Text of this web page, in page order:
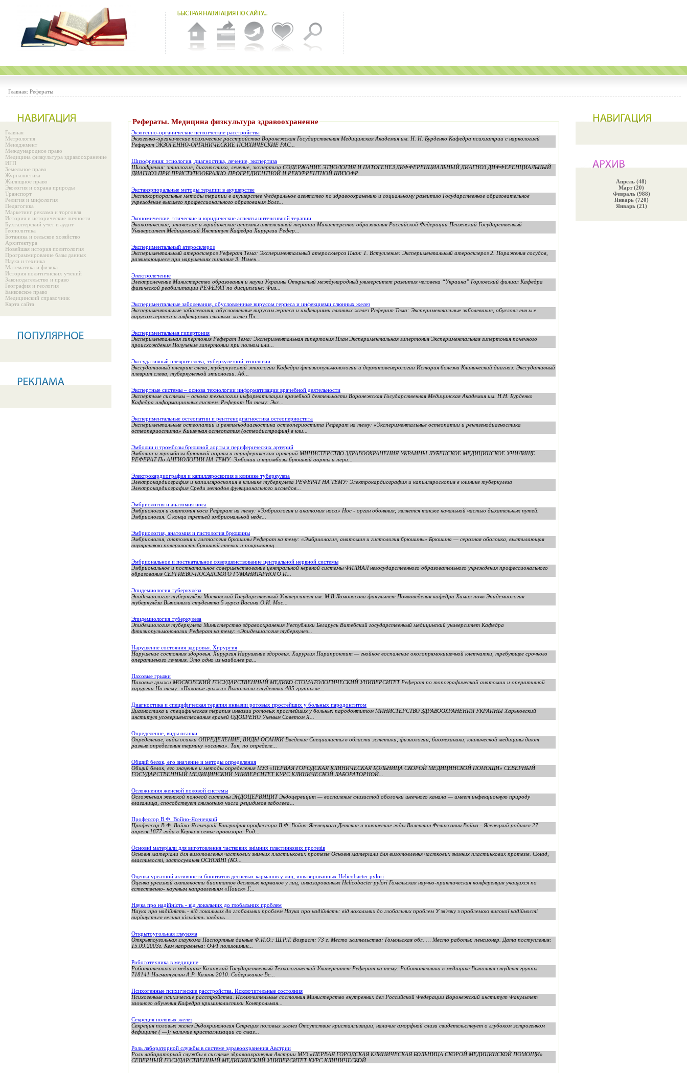
Главная: Рефераты
Главная
Метрология
Менеджмент
Международное право
Медицина физкультура здравоохранение
ИГП
Земельное право
Журналистика
Жилищное право
Экология и охрана природы
Транспорт
Религия и мифология
Педагогика
Маркетинг реклама и торговля
История и исторические личности
Бухгалтерский учет и аудит
Геополитика
Ботаника и сельское хозяйство
Архитектура
Новейшая история политология
Программирование базы данных
Наука и техника
Математика и физика
История политичиских учений
Законодательство и право
География и геология
Банковское право
Медицинский справочник
Карта сайта
Рефераты. Медицина физкультура здравоохранение
Экзогенно-органические психические расстройства
Экзогенно-органические психические расстройства Воронежская Государственная Медицинская Академия им. Н. Н. Бурденко Кафедра психиатрии с наркологией
Реферат ЭКЗОГЕННО-ОРГАНИЧЕСКИЕ ПСИХИЧЕСКИЕ РАС...
Шизофрения: этиология, диагностика, лечение, экспертиза
Шизофрения: этиология, диагностика, лечение, экспертиза СОДЕРЖАНИЕ ЭТИОЛОГИЯ И ПАТОГЕНЕЗ ДИФФЕРЕНЦИАЛЬНЫЙ ДИАГНОЗ ДИФФЕРЕНЦИАЛЬНЫЙ
ДИАГНОЗ ПРИ ПРИСТУПООБРАЗНО-ПРОГРЕДИЕНТНОЙ И РЕКУРРЕНТНОЙ ШИЗОФР...
Экстакорпоральные методы терапии в акушерстве
Экстакорпоральные методы терапии в акушерстве Федеральное агентство по здравоохранению и социальному развитию Государственное образовательное
учреждение высшего профессионального образования Волг...
Экономические, этические и юридические аспекты интенсивной терапии
Экономические, этические и юридические аспекты интенсивной терапии Министерство образования Российской Федерации Пензенский Государственный
Университет Медицинский Институт Кафедра Хирургии Рефер...
Экспериментальный атеросклероз
Экспериментальный атеросклероз Реферат Тема: Экспериментальный атеросклероз План: 1. Вступление: Экспериментальный атеросклероз 2. Поражения сосудов,
развивающиеся при нарушениях питания 3. Измен...
Электролечение
Электролечение Министерство образования и науки Украины Открытый международный университет развития человека “Украина” Горловский филиал Кафедра
физической реабилитации РЕФЕРАТ по дисциплине: Физ...
Экспериментальные заболевания, обусловленные вирусом герпеса и инфекциями слюнных желез
Экспериментальные заболевания, обусловленные вирусом герпеса и инфекциями слюнных желез Реферат Тема: Экспериментальные заболевания, обусловл енн ы е
вирусом герпеса и инфекциями слюнных желез Пл...
Экспериментальная гипертония
Экспериментальная гипертония Реферат Тема: Экспериментальная гипертония План Экспериментальная гипертония Экспериментальная гипертония почечного
происхождения Получение гипертонии при полном или...
Экссудативный плеврит слева, туберкулезной этиологии
Экссудативный плеврит слева, туберкулезной этиологии Кафедра фтизиопульмонологии и дерматовенерологии История болезни Клинический диагноз: Экссудативный
плеврит слева, туберкулезной этиологии. Аб...
Экспертные системы – основа технологии информатизации врачебной деятельности
Экспертные системы – основа технологии информатизации врачебной деятельности Воронежская Государственная Медицинская Академия им. Н.Н. Бурденко
Кафедра информационных систем. Реферат На тему: Экс...
Экспериментальные остеопатии и рентгенодиагностика остеопериостита
Экспериментальные остеопатии и рентгенодиагностика остеопериостита Реферат на тему: «Экспериментальные остеопатии и рентгенодиагностика
остеопериостита» Кишечная остеопатия (остеодистрофия) в кли...
Эмболии и тромбозы брюшной аорты и периферических артерий
Эмболии и тромбозы брюшной аорты и периферических артерий МИНИСТЕРСТВО ЗДРАВООХРАНЕНИЯ УКРАИНЫ ЛУБЕНСКОЕ МЕДИЦИНСКОЕ УЧИЛИЩЕ
РЕФЕРАТ По АНГИОЛОГИИ НА ТЕМУ: Эмболии и тромбозы брюшной аорты и пери...
Электрокардиография и капилляроскопия в клинике туберкулеза
Электрокардиография и капилляроскопия в клинике туберкулеза РЕФЕРАТ НА ТЕМУ: Электрокардиография и капилляроскопия в клинике туберкулеза
Электрокардиография Среди методов функционального исследов...
Эмбриология и анатомия носа
Эмбриология и анатомия носа Реферат на тему: «Эмбриология и анатомия носа» Нос - орган обоняния; является также начальной частью дыхательных путей.
Эмбриология. С конца третьей эмбриональной неде...
Эмбриология, анатомия и гистология брюшины
Эмбриология, анатомия и гистология брюшины Реферат на тему: «Эмбриология, анатомия и гистология брюшины» Брюшина — серозная оболочка, выстилающая
внутреннюю поверхность брюшной стенки и покрывающ...
Эмбриональное и постнатальное совершенствование центральной нервной системы
Эмбриональное и постнатальное совершенствование центральной нервной системы ФИЛИАЛ негосударственного образовательного учреждения профессионального
образования СЕРГИЕВО-ПОСАДСКОГО ГУМАНИТАРНОГО И...
Эпидемиология туберкулёза
Эпидемиология туберкулёза Московский Государственный Университет им. М.В.Ломоносова факультет Почвоведения кафедра Химия почв Эпидемиология
туберкулёза Выполнила студентка 5 курса Васина О.И. Мос...
Эпидемиология туберкулеза
Эпидемиология туберкулеза Министерство здравоохранения Республики Беларусь Витебский государственный медицинский университет Кафедра
фтизиопульмонологии Реферат на тему: «Эпидемиология туберкулез...
Нарушение состояния здоровья. Хирургия
Нарушение состояния здоровья. Хирургия Нарушение здоровья. Хирургия Парапроктит — гнойное воспаление околопрямокишечной клетчатки, требующее срочного
оперативного лечения. Это одно из наиболее ра...
Паховые грыжи
Паховые грыжи МОСКОВСКИЙ ГОСУДАРСТВЕННЫЙ МЕДИКО СТОМАТОЛОГИЧЕСКИЙ УНИВЕРСИТЕТ Реферат по топографической анатомии и оперативной
хирургии На тему: «Паховые грыжи» Выполнила студентка 405 группы ле...
Диагностика и специфическая терапия инвазии ротовых простейших у больных пародонтитом
Диагностика и специфическая терапия инвазии ротовых простейших у больных пародонтитом МИНИСТЕРСТВО ЗДРАВООХРАНЕНИЯ УКРАИНЫ Харьковский
институт усовершенствования врачей ОДОБРЕНО Ученым Советом Х...
Определение, виды осанки
Определение, виды осанки ОПРЕДЕЛЕНИЕ, ВИДЫ ОСАНКИ Введение Специалисты в области эстетики, физиологии, биомеханики, клинической медицины дают
разные определения термину «осанка». Так, по определе...
Общий белок, его значение и методы определения
Общий белок, его значение и методы определения МУЗ «ПЕРВАЯ ГОРОДСКАЯ КЛИНИЧЕСКАЯ БОЛЬНИЦА СКОРОЙ МЕДИЦИНСКОЙ ПОМОЩИ» СЕВЕРНЫЙ
ГОСУДАРСТВЕННЫЙ МЕДИЦИНСКИЙ УНИВЕРСИТЕТ КУРС КЛИНИЧЕСКОЙ ЛАБОРАТОРНОЙ...
Осложнения женской половой системы
Осложнения женской половой системы ЭНДОЦЕРВИЦИТ Эндоцервицит — воспаление слизистой оболочки шеечного канала — имеет инфекционную природу
влагалища, способствует снижению числа рецидивов заболева...
Профессор В.Ф. Войно-Ясенецкий
Профессор В.Ф. Войно-Ясенецкий Биография профессора В.Ф. Войно-Ясенецкого Детские и юношеские годы Валентин Феликсович Войно - Ясенецкий родился 27
апреля 1877 года в Керчи в семье провизора. Род...
Основні матеріали для виготовлення часткових знімних пластинкових протезів
Основні матеріали для виготовлення часткових знімних пластинкових протезів Основні матеріали для виготовлення часткових знімних пластинкових протезів. Склад,
властивості, застосування ОСНОВНІ (КО...
Оценка уреазной активности биоптатов десневых карманов у лиц, инвазированных Неliсоbacter pylori
Оценка уреазной активности биоптатов десневых карманов у лиц, инвазированных Неliсоbacter pylori Гомельская научно-практическая конференция учащихся по
естественно- научным направлениям «Поиск» Г...
Наука про надійність - від локальних до глобальних проблем
Наука про надійність - від локальних до глобальних проблем Наука про надійність: від локальних до глобальних проблем У зв'язку з проблемою високої надійності
вирішується велика кількість завдань...
Открытоугольная глаукома
Открытоугольная глаукома Паспортные данные Ф.И.О.: Ш.Р.Т. Возраст: 73 г. Место жительства: Гомельская обл. … Место работы: пенсионер. Дата поступления:
15.09.2003г. Кем направлена: ОФТ поликлиник...
Робототехника в медицине
Робототехника в медицине Казанский Государственный Технологический Университет Реферат на тему: Робототехника в медицине Выполнил студент группы
718141 Нигматуллин А.Р. Казань 2010. Содержание Вс...
Психогенные психические расстройства. Исключительные состояния
Психогенные психические расстройства. Исключительные состояния Министерство внутренних дел Российской Федерации Воронежский институт Факультет
заочного обучения Кафедра криминалистики Контрольная...
Секреция половых желез
Секреция половых желез Эндокринология Секреция половых желез Отсутствие кристаллизации, наличие аморфной слизи свидетельствует о глубоком эстрогенном
дефиците ( —); наличие кристаллизации со смаз...
Роль лабораторной службы в системе здравоохранения Австрии
Роль лабораторной службы в системе здравоохранения Австрии МУЗ «ПЕРВАЯ ГОРОДСКАЯ КЛИНИЧЕСКАЯ БОЛЬНИЦА СКОРОЙ МЕДИЦИНСКОЙ ПОМОЩИ»
СЕВЕРНЫЙ ГОСУДАРСТВЕННЫЙ МЕДИЦИНСКИЙ УНИВЕРСИТЕТ КУРС КЛИНИЧЕСКОЙ...
Апрель (48)
Март (20)
Февраль (988)
Январь (720)
Январь (21)